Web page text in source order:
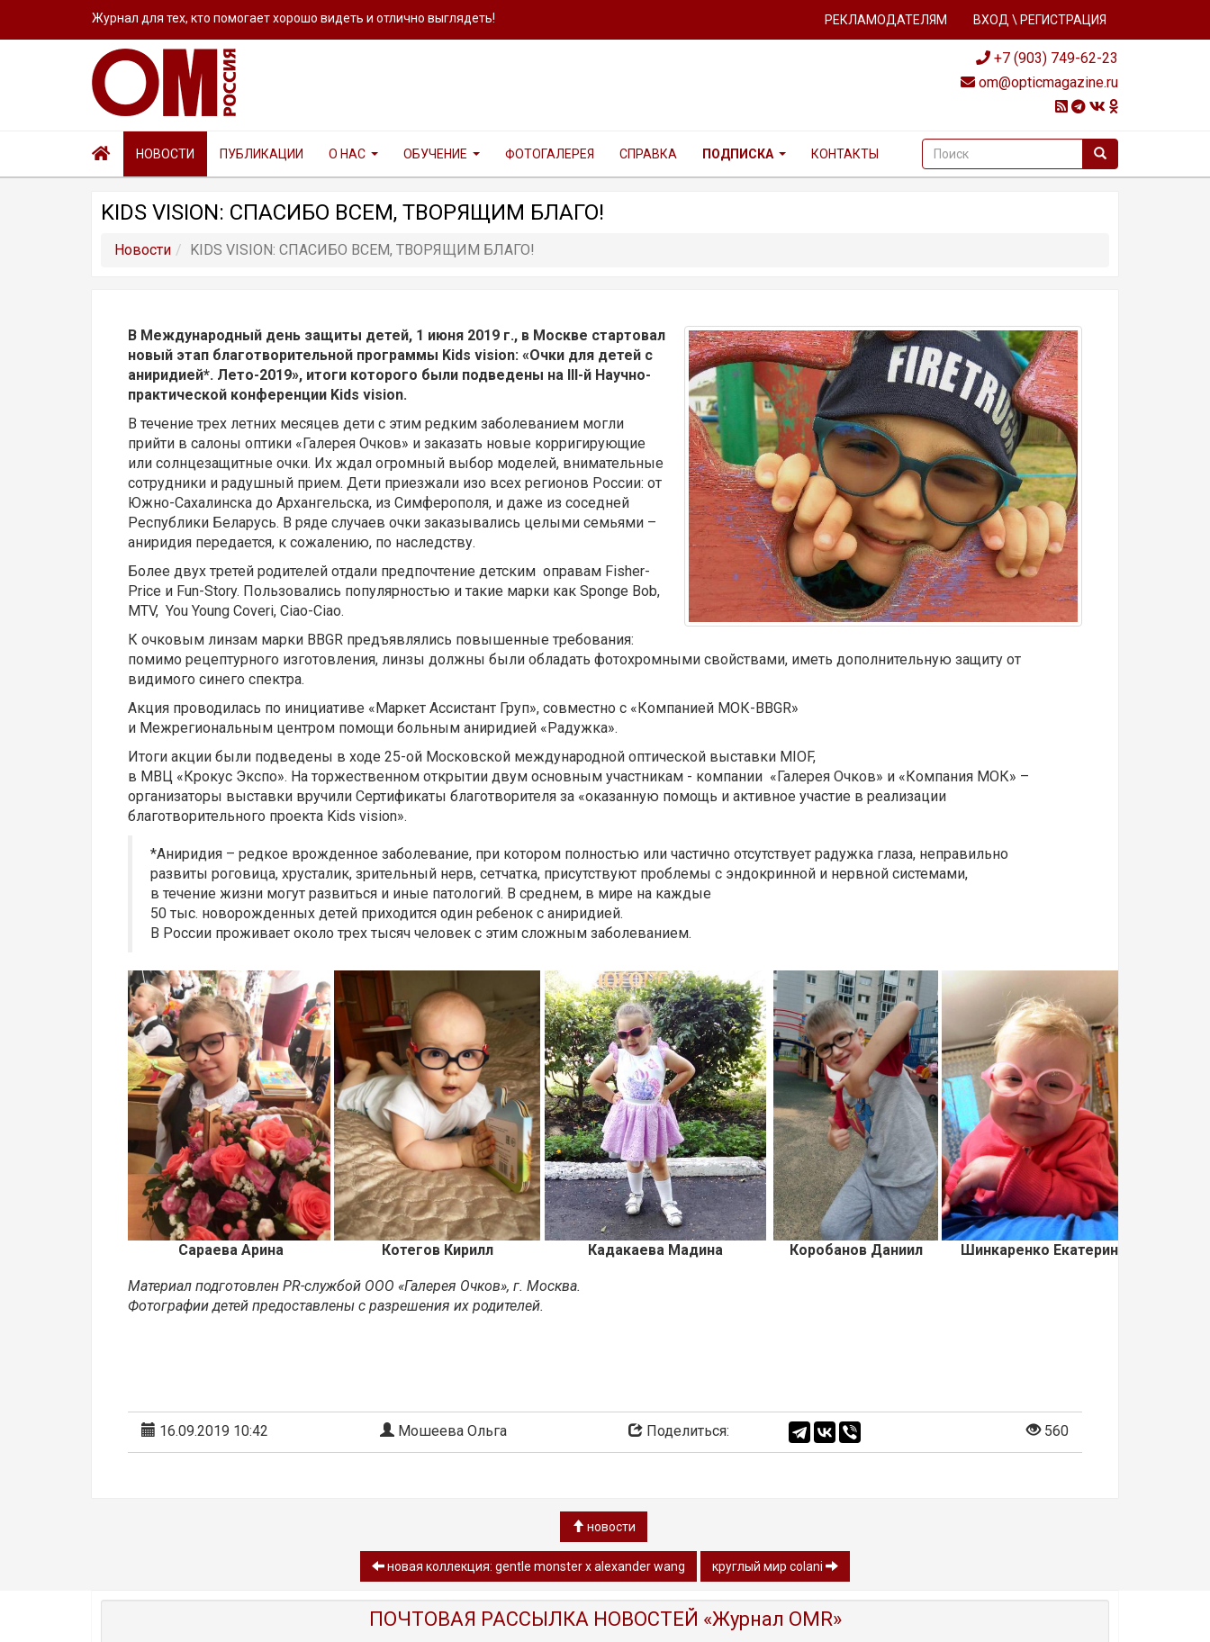
Журнал для тех, кто помогает хорошо видеть и отлично выглядеть! РЕКЛАМОДАТЕЛЯМ ВХОД \ РЕГИСТРАЦИЯ
+7 (903) 749-62-23
om@opticmagazine.ru
НОВОСТИ ПУБЛИКАЦИИ О НАС ОБУЧЕНИЕ ФОТОГАЛЕРЕЯ СПРАВКА ПОДПИСКА КОНТАКТЫ
KIDS VISION: СПАСИБО ВСЕМ, ТВОРЯЩИМ БЛАГО!
Новости KIDS VISION: СПАСИБО ВСЕМ, ТВОРЯЩИМ БЛАГО!
В Международный день защиты детей, 1 июня 2019 г., в Москве стартовал
новый этап благотворительной программы Kids vision: «Очки для детей с
аниридией*. Лето-2019», итоги которого были подведены на III-й Научно-
практической конференции Kids vision.
В течение трех летних месяцев дети с этим редким заболеванием могли
прийти в салоны оптики «Галерея Очков» и заказать новые корригирующие
или солнцезащитные очки. Их ждал огромный выбор моделей, внимательные
сотрудники и радушный прием. Дети приезжали изо всех регионов России: от
Южно-Сахалинска до Архангельска, из Симферополя, и даже из соседней
Республики Беларусь. В ряде случаев очки заказывались целыми семьями –
аниридия передается, к сожалению, по наследству.
Более двух третей родителей отдали предпочтение детским оправам Fisher-
Price и Fun-Story. Пользовались популярностью и такие марки как Sponge Bob,
MTV, You Young Coveri, Ciao-Ciao.
К очковым линзам марки BBGR предъявлялись повышенные требования:
помимо рецептурного изготовления, линзы должны были обладать фотохромными свойствами, иметь дополнительную защиту от
видимого синего спектра.
Акция проводилась по инициативе «Маркет Ассистант Груп», совместно с «Компанией МОК-BBGR»
и Межрегиональным центром помощи больным аниридией «Радужка».
Итоги акции были подведены в ходе 25-ой Московской международной оптической выставки MIOF,
в МВЦ «Крокус Экспо». На торжественном открытии двум основным участникам - компании «Галерея Очков» и «Компания МОК» –
организаторы выставки вручили Сертификаты благотворителя за «оказанную помощь и активное участие в реализации
благотворительного проекта Kids vision».
*Аниридия – редкое врожденное заболевание, при котором полностью или частично отсутствует радужка глаза, неправильно
развиты роговица, хрусталик, зрительный нерв, сетчатка, присутствуют проблемы с эндокринной и нервной системами,
в течение жизни могут развиться и иные патологий. В среднем, в мире на каждые
50 тыс. новорожденных детей приходится один ребенок с аниридией.
В России проживает около трех тысяч человек с этим сложным заболеванием.
Сараева Арина Котегов Кирилл Кадакаева Мадина Коробанов Даниил Шинкаренко Екатерина
Материал подготовлен PR-службой ООО «Галерея Очков», г. Москва.
Фотографии детей предоставлены с разрешения их родителей.
16.09.2019 10:42 Мошеева Ольга Поделиться: 560
новости
новая коллекция: gentle monster х alexander wang круглый мир colani
ПОЧТОВАЯ РАССЫЛКА НОВОСТЕЙ «Журнал OMR»